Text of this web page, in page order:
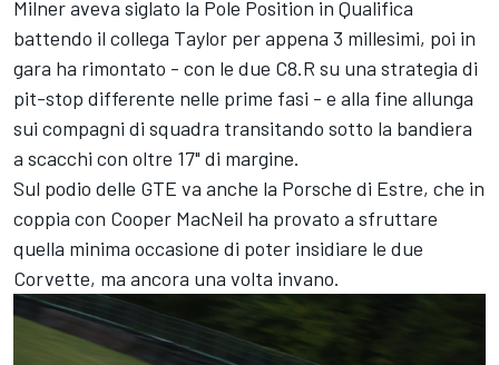
Milner aveva siglato la Pole Position in Qualifica
battendo il collega Taylor per appena 3 millesimi, poi in
gara ha rimontato - con le due C8.R su una strategia di
pit-stop differente nelle prime fasi - e alla fine allunga
sui compagni di squadra transitando sotto la bandiera
a scacchi con oltre 17" di margine.
Sul podio delle GTE va anche la Porsche di Estre, che in
coppia con Cooper MacNeil ha provato a sfruttare
quella minima occasione di poter insidiare le due
Corvette, ma ancora una volta invano.